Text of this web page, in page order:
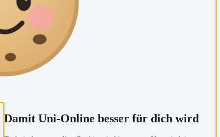
Damit Uni-Online besser für dich wird